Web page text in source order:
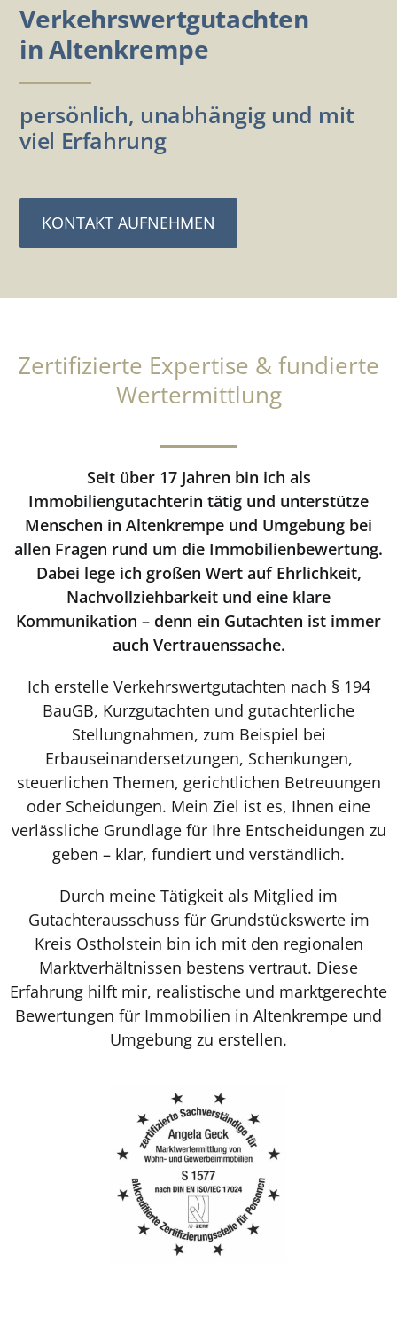
Verkehrswertgutachten
in Altenkrempe
persönlich, unabhängig und mit
viel Erfahrung
KONTAKT AUFNEHMEN
Zertifizierte Expertise & fundierte
Wertermittlung
Seit über 17 Jahren bin ich als
Immobiliengutachterin tätig und unterstütze
Menschen in Altenkrempe und Umgebung bei
allen Fragen rund um die Immobilienbewertung.
Dabei lege ich großen Wert auf Ehrlichkeit,
Nachvollziehbarkeit und eine klare
Kommunikation – denn ein Gutachten ist immer
auch Vertrauenssache.
Ich erstelle Verkehrswertgutachten nach § 194
BauGB, Kurzgutachten und gutachterliche
Stellungnahmen, zum Beispiel bei
Erbauseinandersetzungen, Schenkungen,
steuerlichen Themen, gerichtlichen Betreuungen
oder Scheidungen. Mein Ziel ist es, Ihnen eine
verlässliche Grundlage für Ihre Entscheidungen zu
geben – klar, fundiert und verständlich.
Durch meine Tätigkeit als Mitglied im
Gutachterausschuss für Grundstückswerte im
Kreis Ostholstein bin ich mit den regionalen
Marktverhältnissen bestens vertraut. Diese
Erfahrung hilft mir, realistische und marktgerechte
Bewertungen für Immobilien in Altenkrempe und
Umgebung zu erstellen.